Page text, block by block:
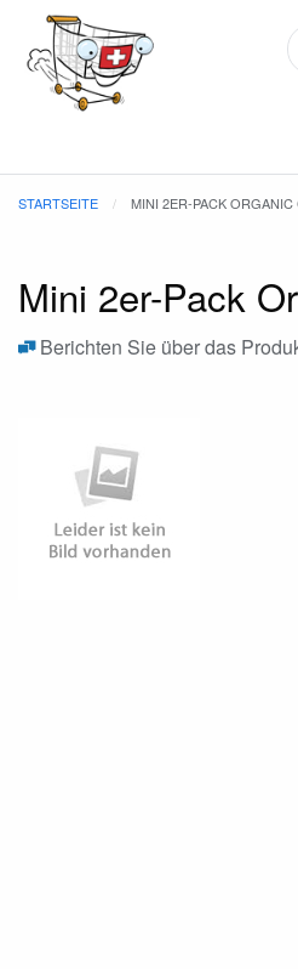
STARTSEITE MINI 2ER-PACK
Mini 2er-Pack
Berichten Sie über das